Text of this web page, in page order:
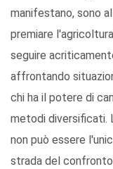
manifestano, sono
premiare
seguire
affrontando
chi ha il potere di
metodi diversificati.
non può essere
strada del